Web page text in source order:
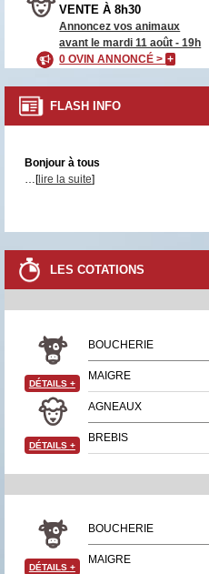
VENTE À 8h30
Annoncez vos animaux
avant le mardi 11 août - 19h
0 OVIN ANNONCÉ >+
FLASH INFO
Bonjour à tous
…[lire la suite]
LES COTATIONS
BOUCHERIE
MAIGRE
DÉTAILS +
AGNEAUX
BREBIS
DÉTAILS +
BOUCHERIE
MAIGRE
DÉTAILS +